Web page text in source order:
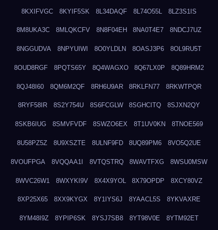
8KXIFVGC 8KYIF5SK 8L34DAQF 8L74O55L 8LZ3S1IS
8M8UKA3C 8MLQKCFV 8N8F04EH 8NA0T4E7 8NDCJ7UZ
8NGGUDVA 8NPYUIWI 8O0YLDLN 8OASJ3P6 8OL9RU5T
8OUD8RGF 8PQTS65Y 8Q4WAGXO 8Q67LX0P 8Q89HRM2
8QJ48I60 8QM6M2QF 8RH6U9AR 8RKLFN77 8RKWTPQR
8RYF58IR 8S2Y754U 8S6FCGLW 8SGHCITQ 8SJXN2QY
8SKB6IUG 8SMVFVDF 8SWZO6EX 8T1UV0KN 8TNOE569
8U58PZ5Z 8U9XSZTE 8ULNF9FD 8UQ89PM6 8VO5Q2UE
8VOUFPGA 8VQQAA1I 8VTQSTRQ 8WAVTFXG 8WSU0MSW
8WVC26W1 8WXYKI9V 8X4X9YOL 8X79OPDP 8XCY80VZ
8XP25X65 8XX9KYGX 8Y1IYS6J 8YAACL5S 8YKVAXRE
8YM48I9Z 8YPIP6SK 8YSJ7SB8 8YT98V0E 8YTM92ET